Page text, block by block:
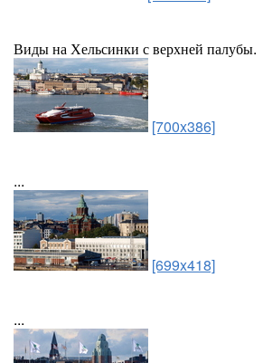
Виды на Хельсинки с верхней палубы.
[700x386]
...
[699x418]
...